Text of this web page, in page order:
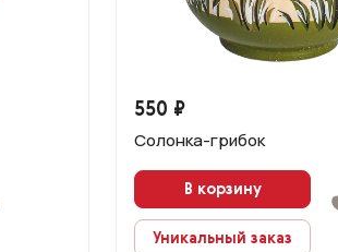
550 ₽
Солонка-грибок
В корзину
Уникальный заказ